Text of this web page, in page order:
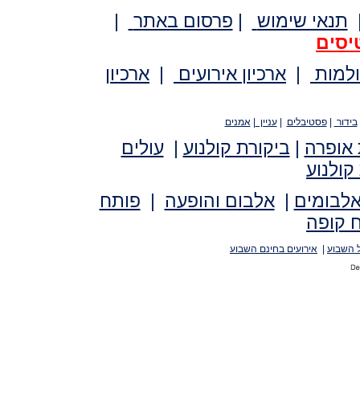
תנאי שימוש | פרסום באתר
|
| ארכיון אירועים | ארכיון
בידור |פסטיבלים |עניין |אמנים
אופרה | ביקורת קולנוע |עולים
קולנוע
|אלבום והופעה | פותח
קופה
השבוע אירועים בחינם השבוע